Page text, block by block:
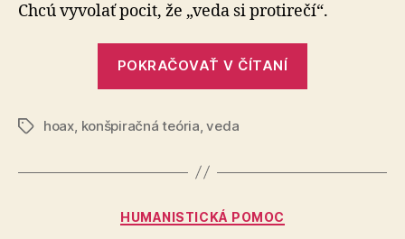
Chcú vyvolať pocit, že „veda si protirečí“.
POKRAČOVAŤ V ČÍTANÍ
Značky
hoax konšpiračná teória ,veda
Kategórie
HUMANISTICKÁ POMOC